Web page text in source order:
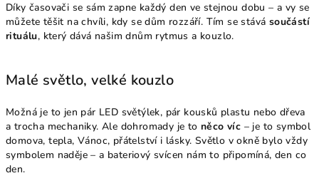
Díky časovači se sám zapne každý den ve stejnou dobu – a vy se
můžete těšit na chvíli, kdy se dům rozzáří. Tím se stává součástí
rituálu, který dává našim dnům rytmus a kouzlo.
Malé světlo, velké kouzlo
Možná je to jen pár LED světýlek, pár kousků plastu nebo dřeva
a trocha mechaniky. Ale dohromady je to něco víc – je to symbol
domova, tepla, Vánoc, přátelství i lásky. Světlo v okně bylo vždy
symbolem naděje – a bateriový svícen nám to připomíná, den co
den.